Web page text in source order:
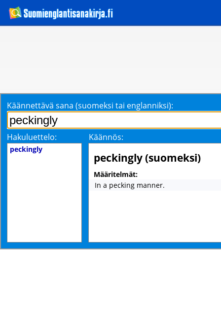
Käännettävä sana (suomeksi tai englanniksi):
Hakuluettelo: Käännös:
peckingly
peckingly (suomeksi)
Määritelmät:
In a pecking manner.